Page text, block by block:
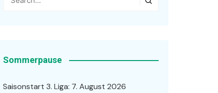
Sommerpause
Saisonstart 3. Liga: 7. August 2026